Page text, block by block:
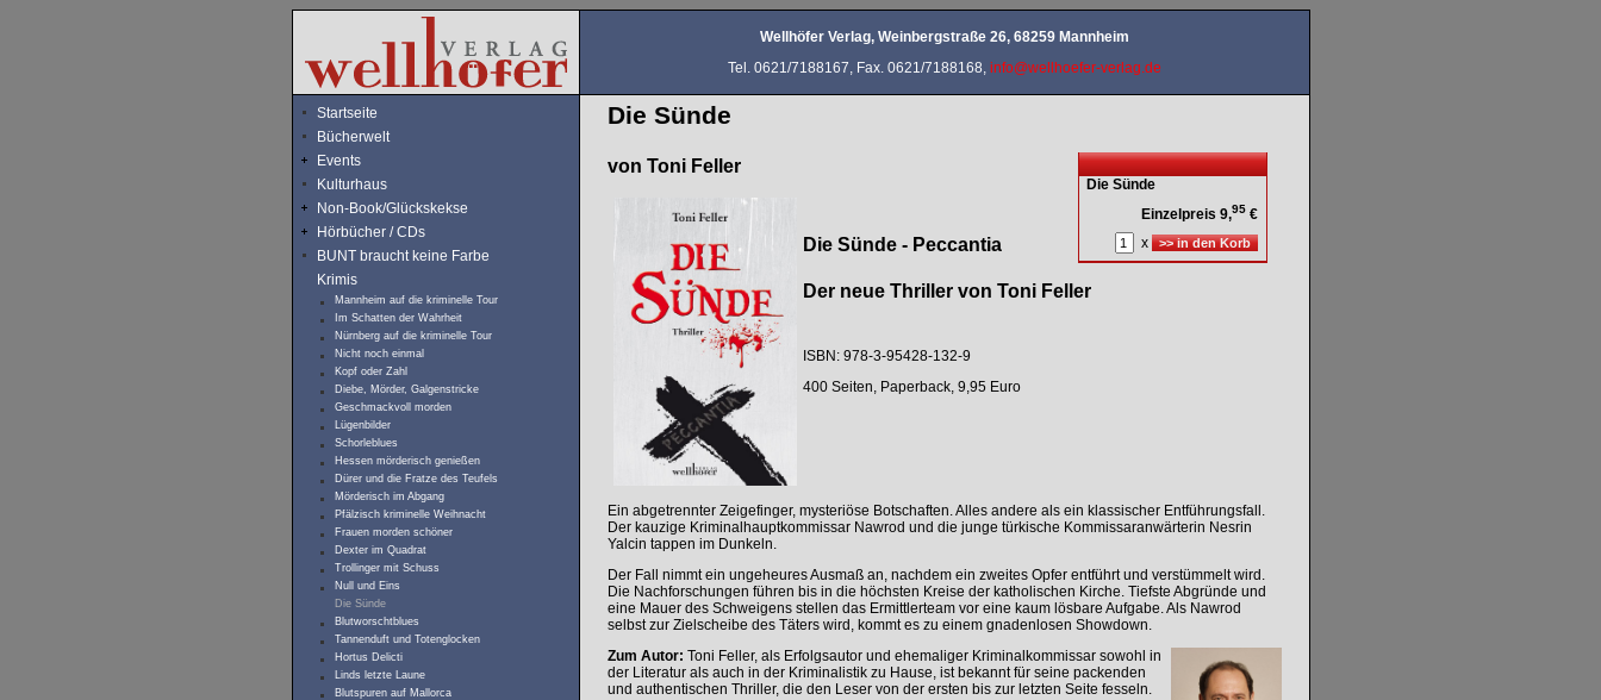
Wellhöfer Verlag, Weinbergstraße 26, 68259 Mannheim
Tel. 0621/7188167, Fax. 0621/7188168, info@wellhoefer-verlag.de
Startseite
Bücherwelt
Events
Kulturhaus
Non-Book/Glückskekse
Hörbücher / CDs
BUNT braucht keine Farbe
Krimis
Mannheim auf die kriminelle Tour
Im Schatten der Wahrheit
Nürnberg auf die kriminelle Tour
Nicht noch einmal
Kopf oder Zahl
Diebe, Mörder, Galgenstricke
Geschmackvoll morden
Lügenbilder
Schorleblues
Hessen mörderisch genießen
Dürer und die Fratze des Teufels
Mörderisch im Abgang
Pfälzisch kriminelle Weihnacht
Frauen morden schöner
Dexter im Quadrat
Trollinger mit Schuss
Null und Eins
Die Sünde
Blutworschtblues
Tannenduft und Totenglocken
Hortus Delicti
Linds letzte Laune
Blutspuren auf Mallorca
Die Sünde
Die Sünde
Einzelpreis 9,95 €
x
von Toni Feller
Die Sünde - Peccantia
Der neue Thriller von Toni Feller
ISBN: 978-3-95428-132-9
400 Seiten, Paperback, 9,95 Euro
Ein abgetrennter Zeigefinger, mysteriöse Botschaften. Alles andere als ein klassischer Entführungsfall.
Der kauzige Kriminalhauptkommissar Nawrod und die junge türkische Kommissaranwärterin Nesrin
Yalcin tappen im Dunkeln.
Der Fall nimmt ein ungeheures Ausmaß an, nachdem ein zweites Opfer entführt und verstümmelt wird.
Die Nachforschungen führen bis in die höchsten Kreise der katholischen Kirche. Tiefste Abgründe und
eine Mauer des Schweigens stellen das Ermittlerteam vor eine kaum lösbare Aufgabe. Als Nawrod
selbst zur Zielscheibe des Täters wird, kommt es zu einem gnadenlosen Showdown.
Zum Autor: Toni Feller, als Erfolgsautor und ehemaliger Kriminalkommissar sowohl in
der Literatur als auch in der Kriminalistik zu Hause, ist bekannt für seine packenden
und authentischen Thriller, die den Leser von der ersten bis zur letzten Seite fesseln.